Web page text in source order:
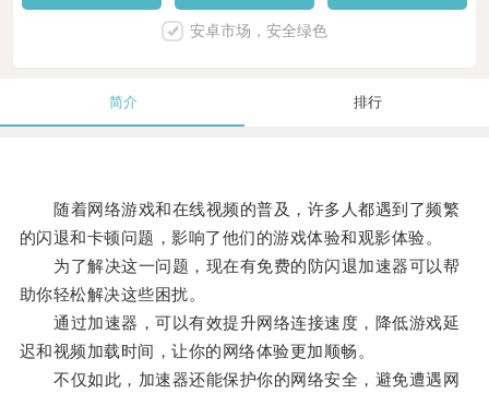
安卓市场，安全绿色
简介 排行
随着网络游戏和在线视频的普及，许多人都遇到了频繁
的闪退和卡顿问题，影响了他们的游戏体验和观影体验。
为了解决这一问题，现在有免费的防闪退加速器可以帮
助你轻松解决这些困扰。
通过加速器，可以有效提升网络连接速度，降低游戏延
迟和视频加载时间，让你的网络体验更加顺畅。
不仅如此，加速器还能保护你的网络安全，避免遭遇网